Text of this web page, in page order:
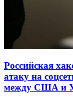
Российская
атаку на
между США и